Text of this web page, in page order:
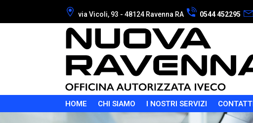
via Vicoli, 93 - 48124 Ravenna RA 0544 452295
HOME CHI SIAMO I NOSTRI SERVIZI CONTATTI